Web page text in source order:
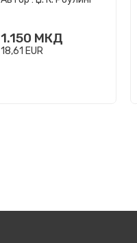
1.150 МКД
18,61 EUR